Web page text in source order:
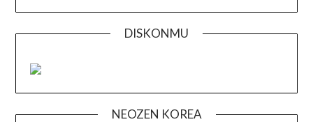
DISKONMU
NEOZEN KOREA